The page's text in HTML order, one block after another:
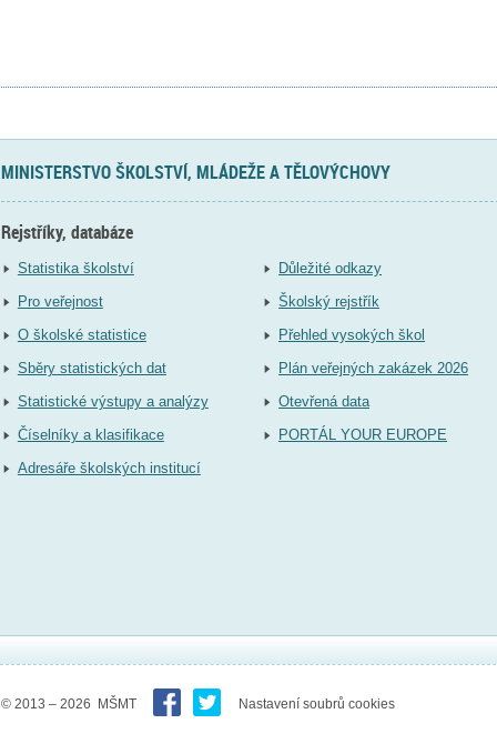
MINISTERSTVO ŠKOLSTVÍ, MLÁDEŽE A TĚLOVÝCHOVY
Rejstříky, databáze
Statistika školství
Pro veřejnost
O školské statistice
Sběry statistických dat
Statistické výstupy a analýzy
Číselníky a klasifikace
Adresáře školských institucí
Důležité odkazy
Školský rejstřík
Přehled vysokých škol
Plán veřejných zakázek 2026
Otevřená data
PORTÁL YOUR EUROPE
© 2013 – 2026 MŠMT Nastavení soubrů cookies